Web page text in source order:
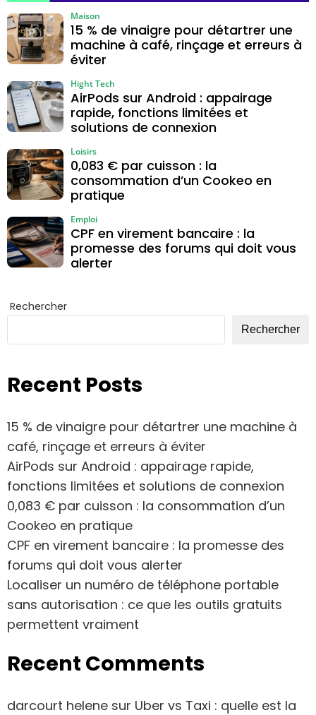
15 % de vinaigre pour détartrer une
machine à café, rinçage et erreurs à
éviter
Maison
AirPods sur Android : appairage
rapide, fonctions limitées et
solutions de connexion
Hight Tech
0,083 € par cuisson : la
consommation d’un Cookeo en
pratique
Loisirs
CPF en virement bancaire : la
promesse des forums qui doit vous
alerter
Emploi
Rechercher
Rechercher
Recent Posts
15 % de vinaigre pour détartrer une machine à
café, rinçage et erreurs à éviter
AirPods sur Android : appairage rapide,
fonctions limitées et solutions de connexion
0,083 € par cuisson : la consommation d’un
Cookeo en pratique
CPF en virement bancaire : la promesse des
forums qui doit vous alerter
Localiser un numéro de téléphone portable
sans autorisation : ce que les outils gratuits
permettent vraiment
Recent Comments
darcourt helene sur Uber vs Taxi : quelle est la